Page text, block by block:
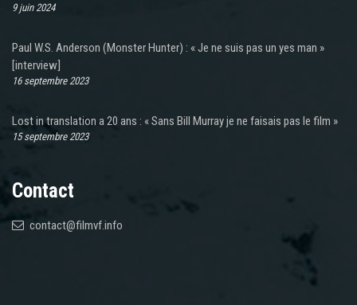
9 juin 2024
Paul W.S. Anderson (Monster Hunter) : « Je ne suis pas un yes man »
[interview]
16 septembre 2023
Lost in translation a 20 ans : « Sans Bill Murray je ne faisais pas le film »
15 septembre 2023
Contact
contact@filmvf.info